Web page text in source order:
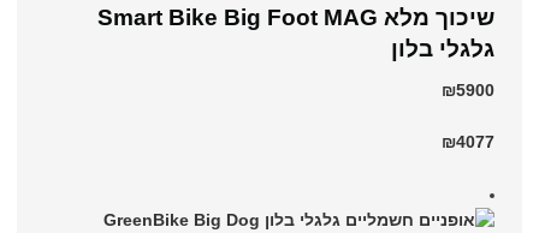
שיכוך מלא Smart Bike Big Foot MAG
גלגלי בלון
₪5900
₪4077